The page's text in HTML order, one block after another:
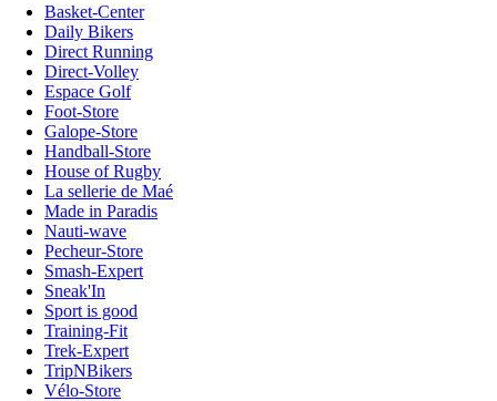
Basket-Center
Daily Bikers
Direct Running
Direct-Volley
Espace Golf
Foot-Store
Galope-Store
Handball-Store
House of Rugby
La sellerie de Maé
Made in Paradis
Nauti-wave
Pecheur-Store
Smash-Expert
Sneak'In
Sport is good
Training-Fit
Trek-Expert
TripNBikers
Vélo-Store